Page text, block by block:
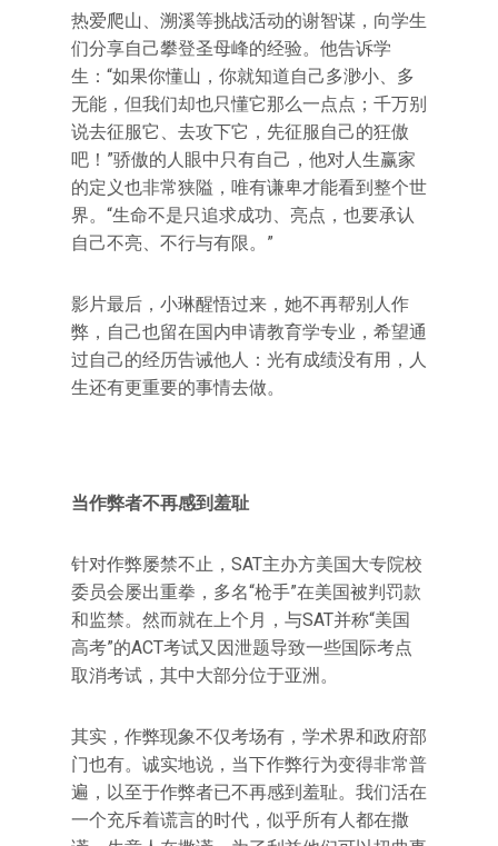
热爱爬山、溯溪等挑战活动的谢智谋，向学生
们分享自己攀登圣母峰的经验。他告诉学
生：“如果你懂山，你就知道自己多渺小、多
无能，但我们却也只懂它那么一点点；千万别
说去征服它、去攻下它，先征服自己的狂傲
吧！”骄傲的人眼中只有自己，他对人生赢家
的定义也非常狭隘，唯有谦卑才能看到整个世
界。“生命不是只追求成功、亮点，也要承认
自己不亮、不行与有限。”
影片最后，小琳醒悟过来，她不再帮别人作
弊，自己也留在国内申请教育学专业，希望通
过自己的经历告诫他人：光有成绩没有用，人
生还有更重要的事情去做。
当作弊者不再感到羞耻
针对作弊屡禁不止，SAT主办方美国大专院校
委员会屡出重拳，多名“枪手”在美国被判罚款
和监禁。然而就在上个月，与SAT并称“美国
高考”的ACT考试又因泄题导致一些国际考点
取消考试，其中大部分位于亚洲。
其实，作弊现象不仅考场有，学术界和政府部
门也有。诚实地说，当下作弊行为变得非常普
遍，以至于作弊者已不再感到羞耻。我们活在
一个充斥着谎言的时代，似乎所有人都在撒